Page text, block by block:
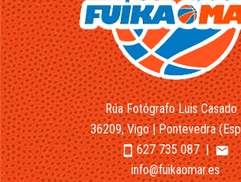
Rúa Fotógrafo Luis Casado
36209, Vigo | Pontevedra
smartphone627 735 087|email
info@fuikaomar.es